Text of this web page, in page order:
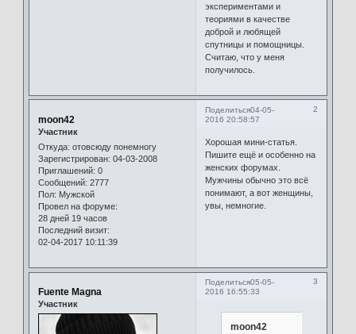
экспериментами и
теориями в качестве
доброй и любящей
спутницы и помощницы.
Считаю, что у меня
получилось.
Поделиться 2
04-05-
2016 20:58:57
moon42
Участник
Откуда: отовсюду понемногу
Зарегистрирован: 04-03-2008
Приглашений: 0
Сообщений: 2777
Пол: Мужской
Провел на форуме:
28 дней 19 часов
Последний визит:
02-04-2017 10:11:39
Хорошая мини-статья.
Пишите ещё и особенно на
женских форумах.
Мужчины обычно это всё
понимают, а вот женщины,
увы, немногие.
Поделиться 3
05-05-
2016 16:55:33
Fuente Magna
Участник
moon42